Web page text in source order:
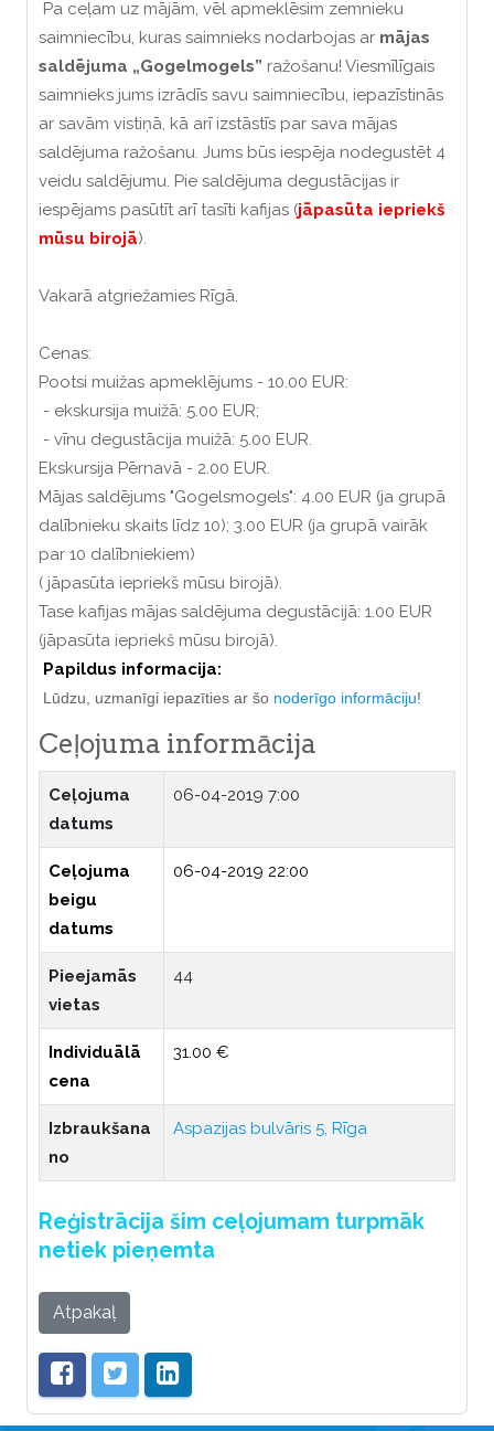
Pa ceļam uz mājām, vēl apmeklēsim zemnieku
saimniecību, kuras saimnieks nodarbojas ar mājas
saldējuma „Gogelmogels” ražošanu! Viesmīlīgais
saimnieks jums izrādīs savu saimniecību, iepazīstinās
ar savām vistiņā, kā arī izstāstīs par sava mājas
saldējuma ražošanu. Jums būs iespēja nodegustēt 4
veidu saldējumu. Pie saldējuma degustācijas ir
iespējams pasūtīt arī tasīti kafijas (jāpasūta iepriekš
mūsu birojā).
Vakarā atgriežamies Rīgā.
Cenas:
Pootsi muižas apmeklējums - 10.00 EUR:
- ekskursija muižā: 5.00 EUR;
- vīnu degustācija muižā: 5.00 EUR.
Ekskursija Pērnavā - 2.00 EUR.
Mājas saldējums "Gogelsmogels": 4.00 EUR (ja grupā
dalībnieku skaits līdz 10); 3.00 EUR (ja grupā vairāk
par 10 dalībniekiem)
( jāpasūta iepriekš mūsu birojā).
Tase kafijas mājas saldējuma degustācijā: 1.00 EUR
(jāpasūta iepriekš mūsu birojā).
Papildus informacija:
Lūdzu, uzmanīgi iepazīties ar šo noderīgo informāciju!
Ceļojuma informācija
Ceļojuma
datums
06-04-2019 7:00
Ceļojuma
beigu
datums
06-04-2019 22:00
Pieejamās
vietas
44
Individuālā
cena
31.00 €
Izbraukšana
no
Aspazijas bulvāris 5, Rīga
Reģistrācija šim ceļojumam turpmāk
netiek pieņemta
Atpakaļ